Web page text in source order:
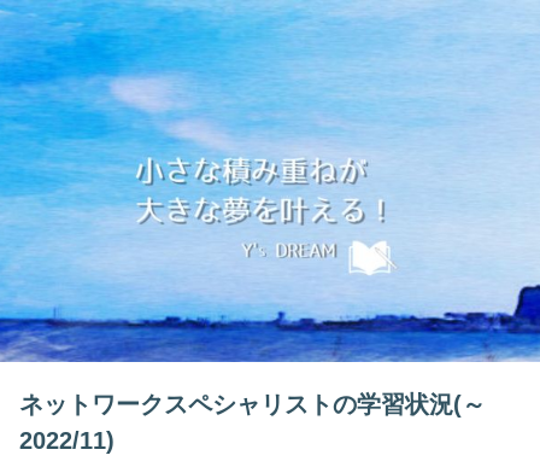
ネットワークスペシャリストの学習状況(～
2022/11)